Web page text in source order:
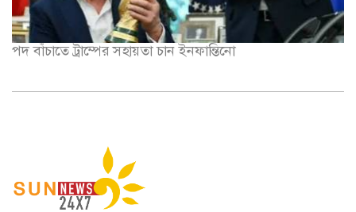
পদ বাঁচাতে ট্রাম্পের সহায়তা চান ইনফান্তিনো